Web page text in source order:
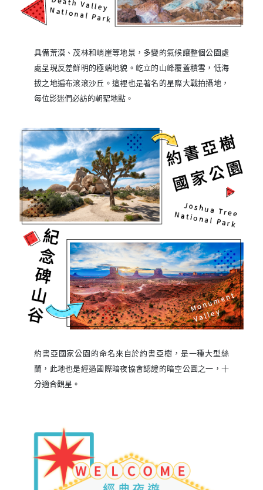
具備荒漠、茂林和峭崖等地景，多變的氣候讓整個公園處
處呈現反差鮮明的極端地貌。屹立的山峰覆蓋積雪，低海
拔之地遍布滾滾沙丘。這裡也是著名的星際大戰拍攝地，
每位影迷們必訪的朝聖地點。
約書亞國家公園的命名來自於約書亞樹，是一種大型絲
蘭，此地也是經過國際暗夜協會認證的暗空公園之一，十
分適合觀星。